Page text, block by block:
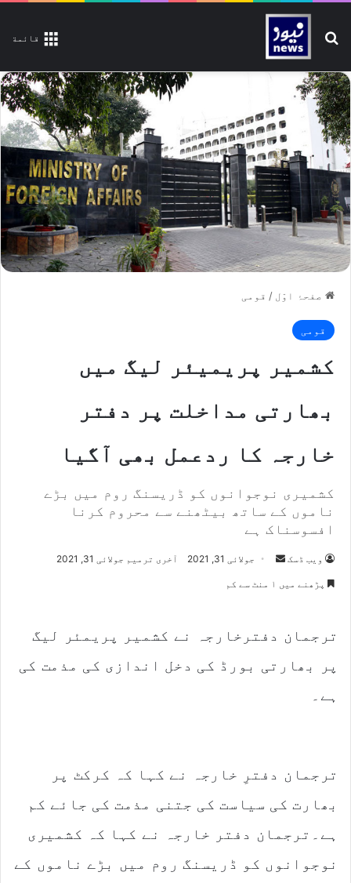
قائمة تلاش کیجیے
صفحۂ اوّل / قومی
قومی
کشمیر پریمیئر لیگ میں
بھارتی مداخلت پر دفتر
خارجہ کا ردعمل بھی آگیا
کشمیری نوجوانوں کو ڈریسنگ روم میں بڑے
ناموں کے ساتھ بیٹھنے سے محروم کرنا
افسوسناک ہے
ویب ڈسک
Send جولائی 31, 2021 آخری ترمیم جولائی 31, 2021
پڑھنے میں ۱ منٹ سے کم
ترجمان دفترخارجہ نے کشمیر پریمئر لیگ
پر بھارتی بورڈ کی دخل اندازی کی مذمت کی
ہے۔
ترجمان دفترِ خارجہ نے کہا کہ کرکٹ پر
بھارت کی سیاست کی جتنی مذمت کی جائے کم
ہے۔ترجمان دفتر خارجہ نے کہا کہ کشمیری
نوجوانوں کو ڈریسنگ روم میں بڑے ناموں کے